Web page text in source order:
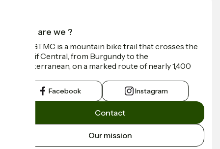
Who are we ?
The GTMC is a mountain bike trail that crosses the
Massif Central, from Burgundy to the
Mediterranean, on a marked route of nearly 1,400
Facebook Instagram
Contact
Our mission